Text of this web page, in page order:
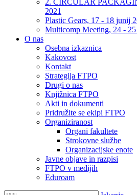
2021
Plastic Gears, 17 - 18 junij
Multicomp Meeting, 24 - 25
O nas
Osebna izkaznica
Kakovost
Kontakt
Strategija FTPO
Drugi o nas
Knjižnica FTPO
Akti in dokumenti
Pridružite se ekipi FTPO
Organiziranost
Organi fakultete
Strokovne službe
Organizacijske enote
Javne objave in razpisi
FTPO v medijih
Eduroam